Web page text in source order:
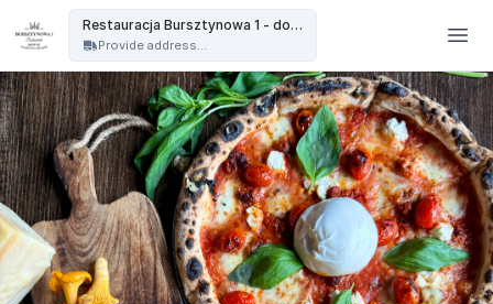
Restauracja Bursztynowa 1 - dowóz
Provide address...